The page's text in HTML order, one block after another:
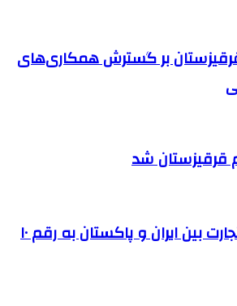
قرقیزستان بر گسترش همکاری‌های
قرقیزستان شد
افزایش حجم تجارت بین ایران و پاکستان به رقم ۱۰